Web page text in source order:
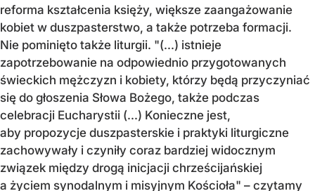
reforma kształcenia księży, większe zaangażowanie
kobiet w duszpasterstwo, a także potrzeba formacji.
Nie pominięto także liturgii. "(...) istnieje
zapotrzebowanie na odpowiednio przygotowanych
świeckich mężczyzn i kobiety, którzy będą przyczyniać
się do głoszenia Słowa Bożego, także podczas
celebracji Eucharystii (...) Konieczne jest,
aby propozycje duszpasterskie i praktyki liturgiczne
zachowywały i czyniły coraz bardziej widocznym
związek między drogą inicjacji chrześcijańskiej
a życiem synodalnym i misyjnym Kościoła" – czytamy